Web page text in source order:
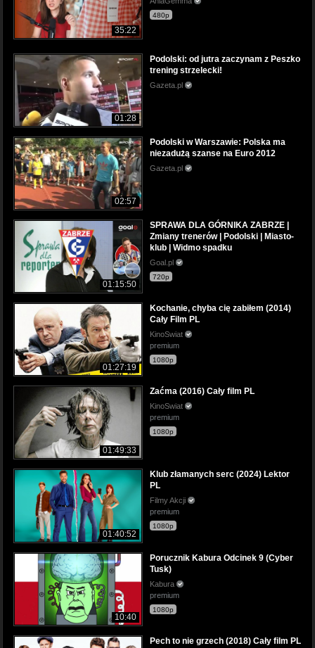
35:22
480p
01:28
Podolski: od jutra zaczynam z Peszko
trening strzelecki!
Gazeta.pl
02:57
Podolski w Warszawie: Polska ma
niezadużą szanse na Euro 2012
Gazeta.pl
01:15:50
SPRAWA DLA GÓRNIKA ZABRZE |
Zmiany trenerów | Podolski | Miasto-
klub | Widmo spadku
Goal.pl
720p
01:27:19
Kochanie, chyba cię zabiłem (2014)
Cały Film PL
KinoSwiat
premium
1080p
01:49:33
Zaćma (2016) Cały film PL
KinoSwiat
premium
1080p
01:40:52
Klub złamanych serc (2024) Lektor
PL
Filmy Akcji
premium
1080p
10:40
Porucznik Kabura Odcinek 9 (Cyber
Tusk)
Kabura
premium
1080p
Pech to nie grzech (2018) Cały film PL